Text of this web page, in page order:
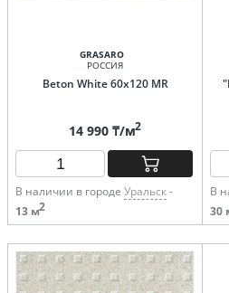
GRASARO
РОССИЯ
Beton White 60x120 MR
14 990 ₸/м2
В наличии в городе Уральск-
13 м2
В
30